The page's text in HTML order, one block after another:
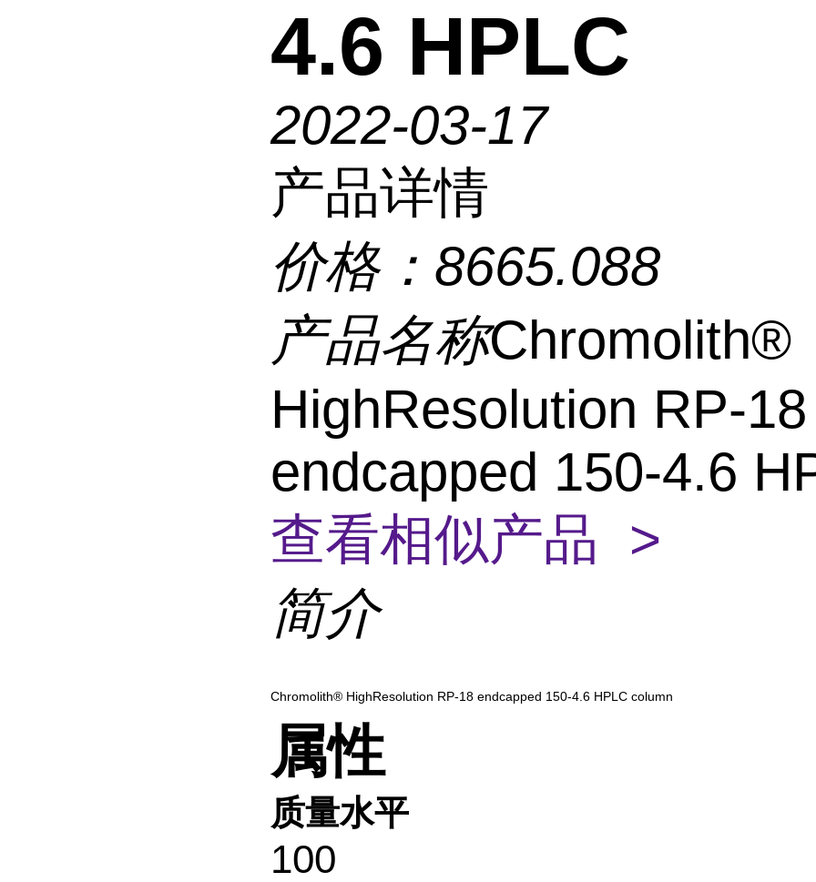
4.6 HPLC
2022-03-17
产品详情
价格： 8665.088
产品名称Chromolith®
HighResolution RP-18
endcapped 150-4.6
查看相似产品 >
简介
Chromolith® HighResolution RP-18 endcapped 150-4.6 HPLC column
属性
质量水平
100